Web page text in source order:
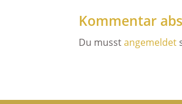
Kommentar
Du musstangemeldet